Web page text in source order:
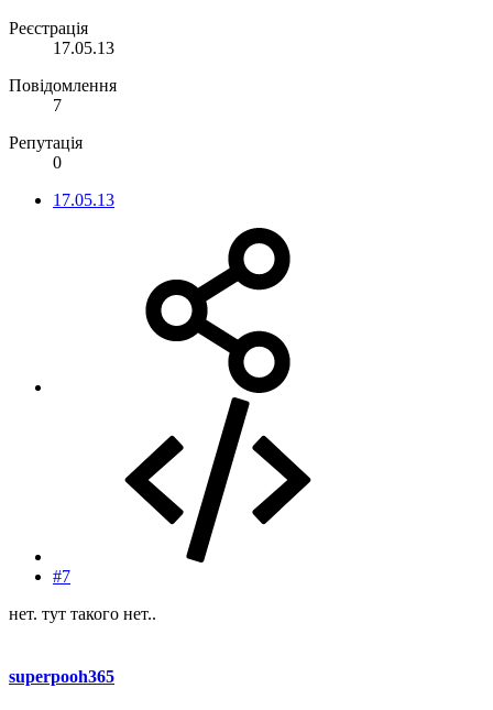
Реєстрація
17.05.13
Повідомлення
7
Репутація
0
17.05.13
#7
нет. тут такого нет..
superpooh365